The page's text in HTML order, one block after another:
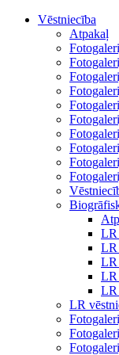
Vēstniecība
Atpakaļ
LR
LR
LR
LR
LR
LR